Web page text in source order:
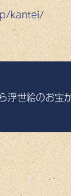
kantei/
浮世絵のお宝